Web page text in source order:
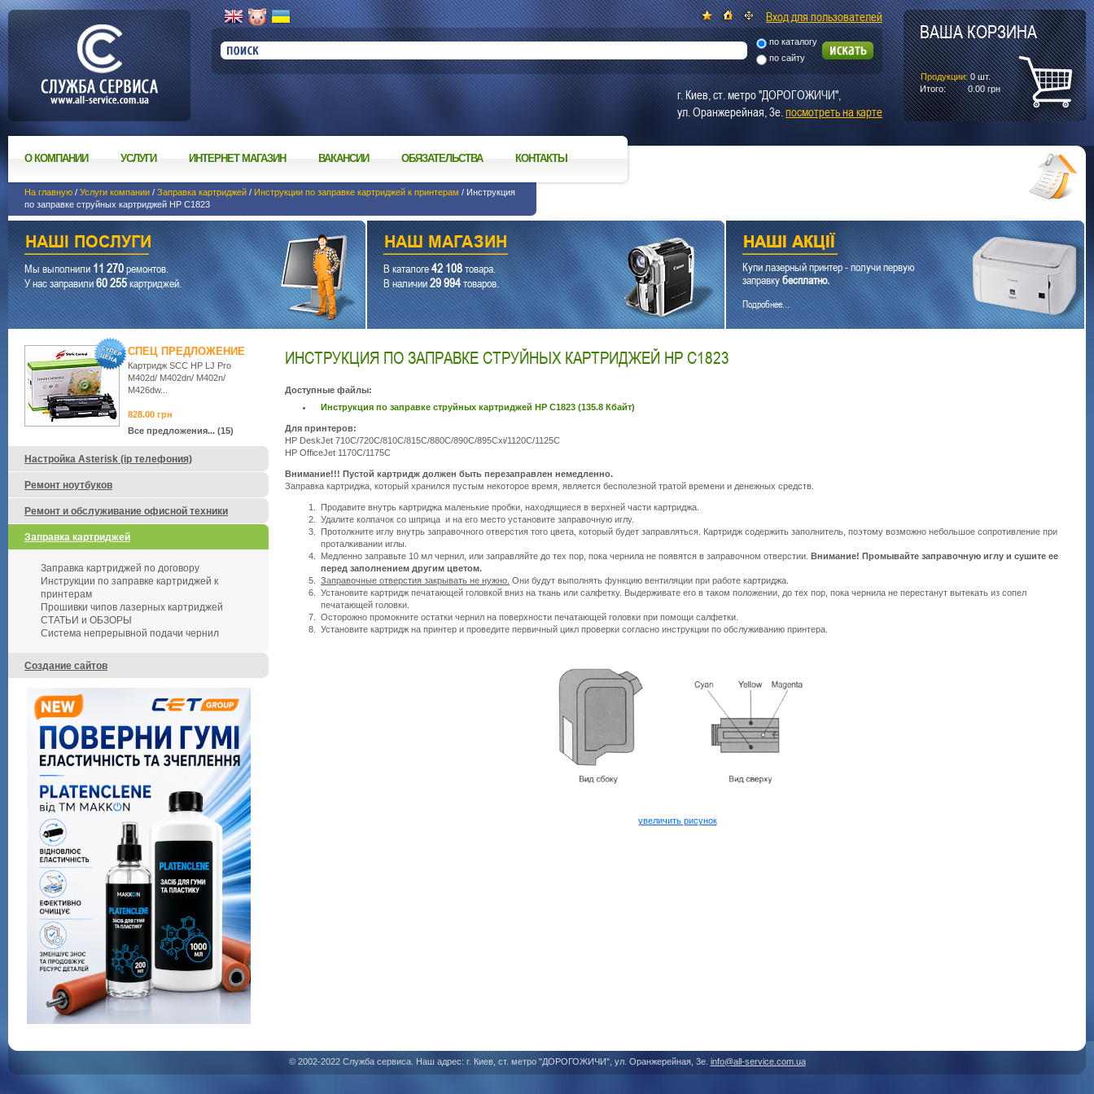
О КОМПАНИИ УСЛУГИ ИНТЕРНЕТ МАГАЗИН ВАКАНСИИ ОБЯЗАТЕЛЬСТВА КОНТАКТЫ
На главную / Услуги компании / Заправка картриджей / Инструкции по заправке картриджей к принтерам / Инструкция
по заправке струйных картриджей НР С1823
Мы выполнили11 270ремонтов.
У нас заправили60 255картриджей.
В каталоге42 108товара.
В наличии29 994товаров.
Купи лазерный принтер - получи первую
заправкубесплатно.
Подробнее...
ИНСТРУКЦИЯ ПО ЗАПРАВКЕ СТРУЙНЫХ КАРТРИДЖЕЙ НР С1823
Доступные файлы:
Инструкция по заправке струйных картриджей НР С1823 (135.8 Кбайт)
Для принтеров:
HP DeskJet 710C/720C/810C/815C/880C/890C/895Cxi/1120C/1125C
HP OfficeJet 1170C/1175C
Внимание!!! Пустой картридж должен быть перезаправлен немедленно.
Заправка картриджа, который хранился пустым некоторое время, является бесполезной тратой времени и денежных средств.
Продавите внутрь картриджа маленькие пробки, находящиеся в верхней части картриджа.
Удалите колпачок со шприца и на его место установите заправочную иглу.
Протолкните иглу внутрь заправочного отверстия того цвета, который будет заправляться. Картридж содержить заполнитель, поэтому возможно небольшое сопротивление при
проталкивании иглы.
Медленно заправьте 10 мл чернил, или заправляйте до тех пор, пока чернила не появятся в заправочном отверстии. Внимание! Промывайте заправочную иглу и сушите ее
перед заполнением другим цветом.
Заправочные отверстия закрывать не нужно. Они будут выполнять функцию вентиляции при работе картриджа.
Установите картридж печатающей головкой вниз на ткань или салфетку. Выдерживате его в таком положении, до тех пор, пока чернила не перестанут вытекать из сопел
печатающей головки.
Осторожно промокните остатки чернил на поверхности печатающей головки при помощи салфетки.
Установите картридж на принтер и проведите первичный цикл проверки согласно инструкции по обслуживанию принтера.
увеличить рисунок
СПЕЦ ПРЕДЛОЖЕНИЕ
Картридж SCC HP LJ Pro
M402d/ M402dn/ M402n/
M426dw...
828.00 грн
Все предложения... (15)
Настройка Asterisk (ip телефония)
Ремонт ноутбуков
Ремонт и обслуживание офисной техники
Заправка картриджей
Заправка картриджей по договору
Инструкции по заправке картриджей к
принтерам
Прошивки чипов лазерных картриджей
СТАТЬИ и ОБЗОРЫ
Система непрерывной подачи чернил
Создание сайтов
© 2002-2022 Служба сервиса. Наш адрес: г. Киев, ст. метро "ДОРОГОЖИЧИ", ул. Оранжерейная, 3е. info@all-service.com.ua
ВАША КОРЗИНА
Продукции: 0шт.
Итого:
0.00 грн
Вход для пользователей
по каталогу
по сайту
г. Киев, ст. метро "ДОРОГОЖИЧИ",
ул. Оранжерейная, 3е.посмотреть на карте